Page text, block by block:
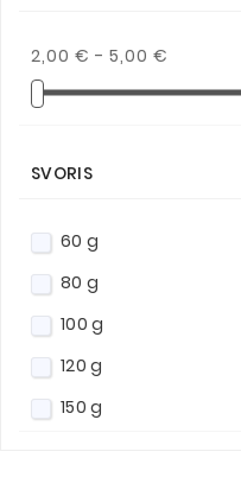
2,00 € - 5,00 €
SVORIS
60 g
80 g
100 g
120 g
150 g